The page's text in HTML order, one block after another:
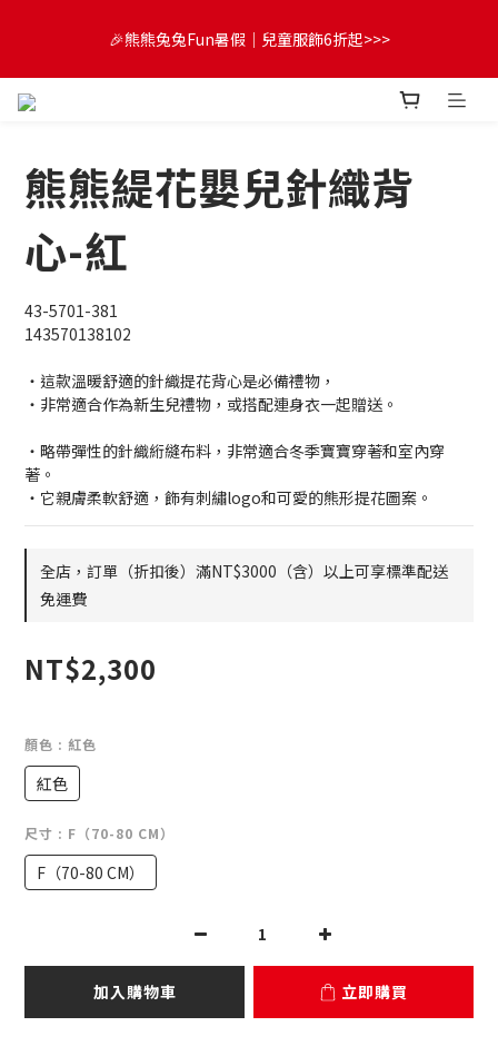
💌】
🎉熊熊兔兔Fun暑假｜兒童服飾6折起>>>
😍FUN暑假！童裝開心購【滿$3,000，送$300 (最高回饋$1,200)
💌】
熊熊緹花嬰兒針織背
心-紅
43-5701-381
143570138102
・這款溫暖舒適的針織提花背心是必備禮物，
・非常適合作為新生兒禮物，或搭配連身衣一起贈送。
・略帶彈性的針織絎縫布料，非常適合冬季寶寶穿著和室內穿
著。
・它親膚柔軟舒適，飾有刺繡logo和可愛的熊形提花圖案。
全店，訂單（折扣後）滿NT$3000（含）以上可享標準配送
免運費
NT$2,300
顏色 : 紅色
紅色
尺寸 : F（70-80 CM）
F（70-80 CM）
加入購物車 立即購買